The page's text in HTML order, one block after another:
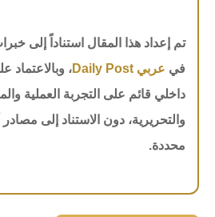
تم إعداد هذا المقال استناداً إلى
في عربي Daily Post
،
داخلي قائم على التجربة العملية
والتحريرية، دون الاستناد إلى
محددة.